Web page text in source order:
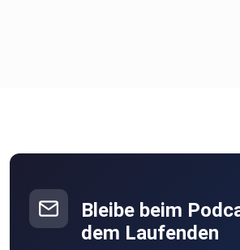
Bleibe beim
dem Laufenden